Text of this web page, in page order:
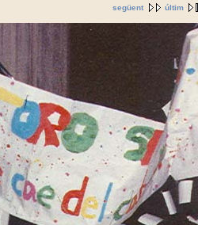
següent últim